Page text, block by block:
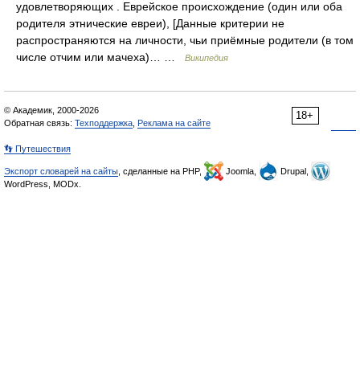
удовлетворяющих . Еврейское происхождение (один или оба
родителя этнические евреи), [Данные критерии не
распространяются на личности, чьи приёмные родители (в том
числе отчим или мачеха)… …
Википедия
18+
© Академик, 2000-2026
Обратная связь: Техподдержка Реклама на сайте
👣 Путешествия
Экспорт словарей на сайты , сделанные на PHP, Joomla,
Drupal,
WordPress, MODx.